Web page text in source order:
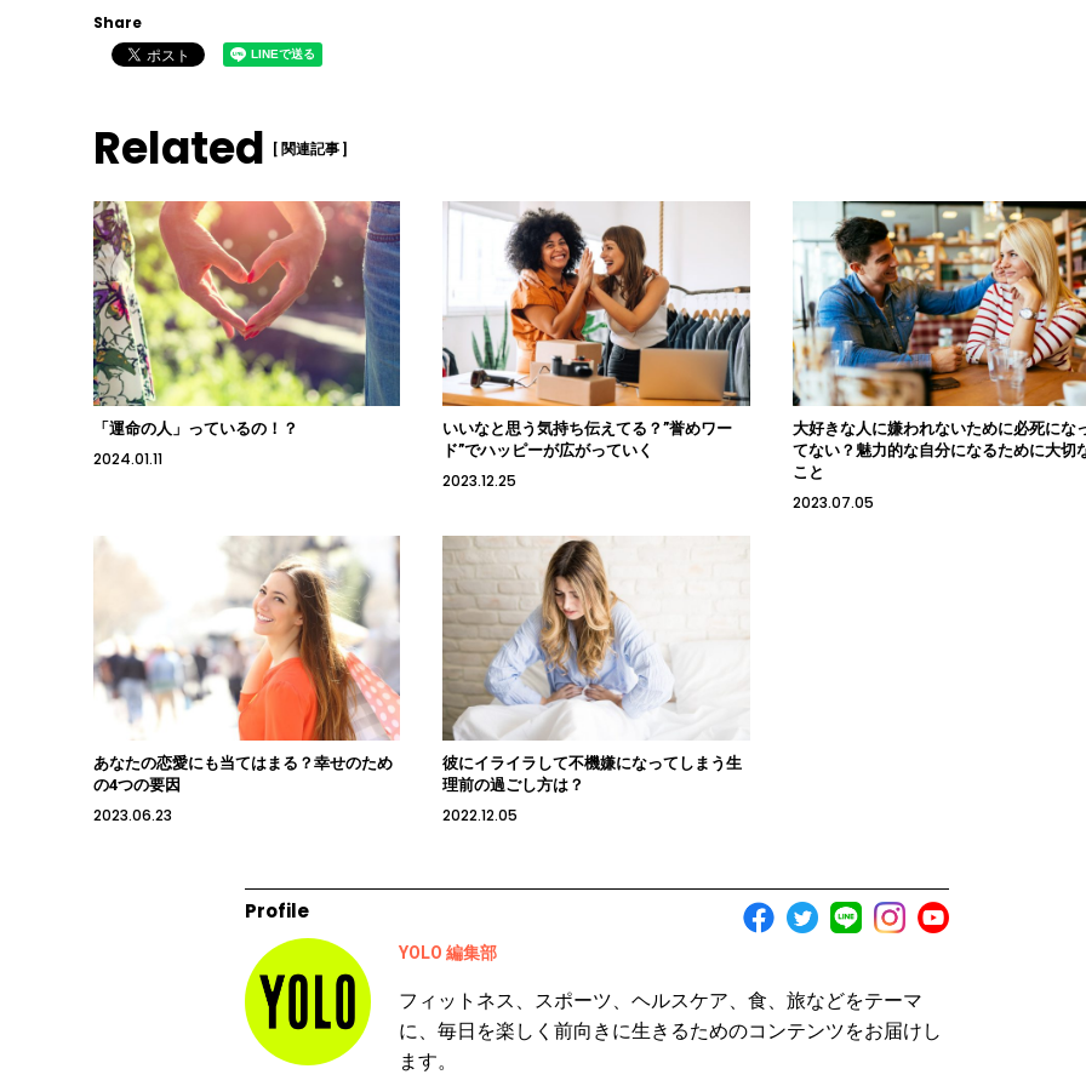
Share
Related [ 関連記事 ]
「運命の人」っているの！？
2024.01.11
いいなと思う気持ち伝えてる？”誉めワー
ド”でハッピーが広がっていく
2023.12.25
大好きな人に嫌われないために必死にな
てない？魅力的な自分になるために大切
こと
2023.07.05
あなたの恋愛にも当てはまる？幸せのため
の4つの要因
2023.06.23
彼にイライラして不機嫌になってしまう生
理前の過ごし方は？
2022.12.05
Profile
YOLO 編集部
フィットネス、スポーツ、ヘルスケア、食、旅などをテーマ
に、毎日を楽しく前向きに生きるためのコンテンツをお届けし
ます。